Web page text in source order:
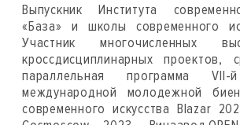
Выпускник Института
«База» и школы современного
Участник многочисленных
кроссдисциплинарных проектов,
параллельная программа VII-
международной молодежной
современного искусства Blazar